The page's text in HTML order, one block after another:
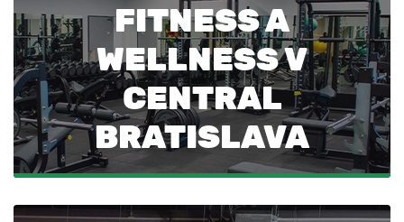
FITNESS A
WELLNESS V
CENTRAL
BRATISLAVA